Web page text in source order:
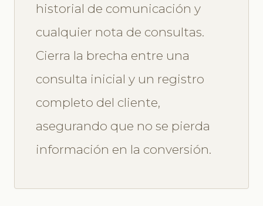
historial de comunicación y
cualquier nota de consultas.
Cierra la brecha entre una
consulta inicial y un registro
completo del cliente,
asegurando que no se pierda
información en la conversión.